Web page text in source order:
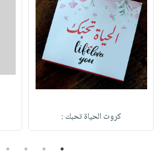
كروت الحياة تحبك :
1
2
3
4